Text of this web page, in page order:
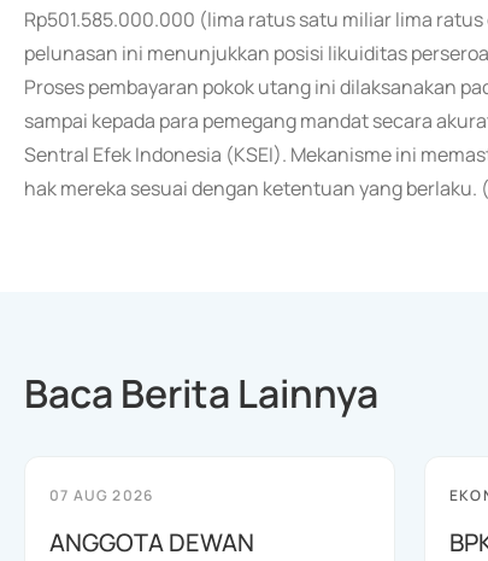
Rp501.585.000.000 (lima ratus satu miliar lima
pelunasan ini menunjukkan posisi likuiditas
Proses pembayaran pokok utang ini dilaksanakan
sampai kepada para pemegang mandat secara
Sentral Efek Indonesia (KSEI). Mekanisme ini
hak mereka sesuai dengan ketentuan yang berlaku.
Baca Berita Lainnya
07 AUG 2026
ANGGOTA DEWAN